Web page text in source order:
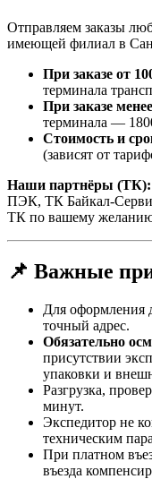
Отправляем заказы
имеющей филиал в
При заказе от
терминала
При заказе
терминала —
Стоимость и
(зависят от
Наши партнёры (ТК):
ПЭК, ТК Байкал-
ТК по вашему
📌 Важные
Для оформления
точный адрес.
Обязательно
присутствии
упаковки и
Разгрузка,
минут.
Экспедитор не
техническим
При платном
въезда